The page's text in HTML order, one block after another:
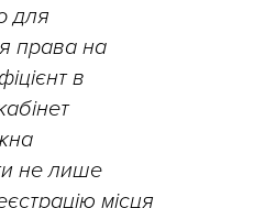
для
права на
в
не лише
місця